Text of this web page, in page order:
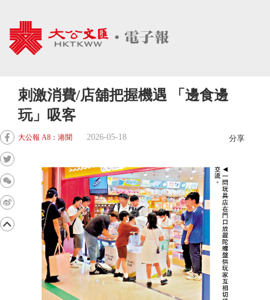
刺激消費/店舖把握機遇 「邊食邊
玩」吸客
大公報 A8：港聞 2026-05-18 分享